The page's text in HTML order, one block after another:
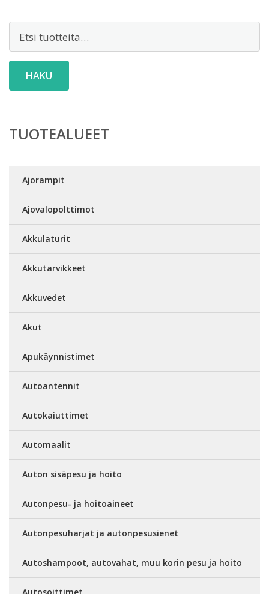
HAKU
TUOTEALUEET
Ajorampit
Ajovalopolttimot
Akkulaturit
Akkutarvikkeet
Akkuvedet
Akut
Apukäynnistimet
Autoantennit
Autokaiuttimet
Automaalit
Auton sisäpesu ja hoito
Autonpesu- ja hoitoaineet
Autonpesuharjat ja autonpesusienet
Autoshampoot, autovahat, muu korin pesu ja hoito